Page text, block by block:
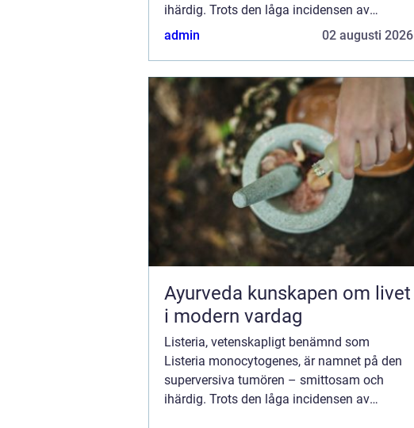
ihärdig. Trots den låga incidensen av
Listeria-relaterade sjukdomar i befolkningen
admin 02 augusti 2026
Ayurveda kunskapen om livet
i modern vardag
Listeria, vetenskapligt benämnd som
Listeria monocytogenes, är namnet på den
superversiva tumören – smittosam och
ihärdig. Trots den låga incidensen av